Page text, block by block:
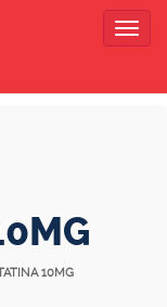
10MG